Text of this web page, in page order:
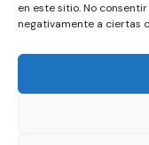
en este sitio. No
negativamente a ciertas